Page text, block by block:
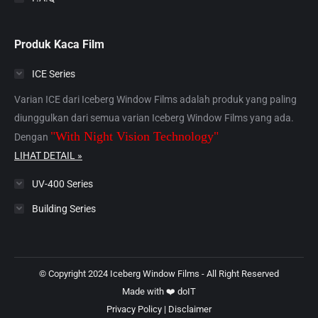
Produk Kaca Film
ICE Series
Varian ICE dari Iceberg Window Films adalah produk yang paling
diunggulkan dari semua varian Iceberg Window Films yang ada.
Dengan "With Night Vision Technology"
LIHAT DETAIL »
UV-400 Series
Building Series
© Copyright 2024 Iceberg Window Films - All Right Reserved
Made with ❤️ doIT
Privacy Policy | Disclaimer